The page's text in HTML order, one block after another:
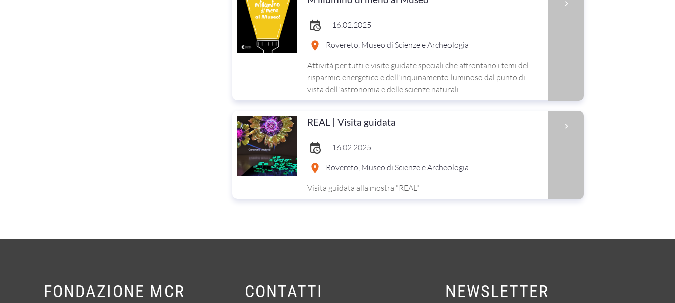
16.02.2025
Rovereto, Museo di Scienze e Archeologia
Attività per tutti e visite guidate speciali che affrontano i temi del
risparmio energetico e dell'inquinamento luminoso dal punto di
vista dell'astronomia e delle scienze naturali
REAL | Visita guidata
16.02.2025
Rovereto, Museo di Scienze e Archeologia
Visita guidata alla mostra "REAL"
FONDAZIONE MCR CONTATTI NEWSLETTER